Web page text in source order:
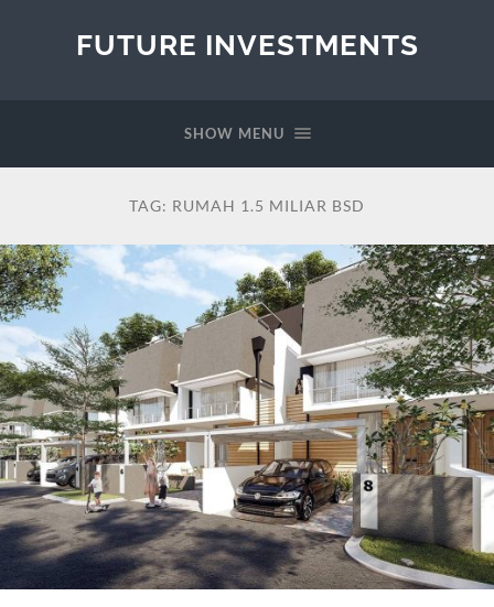
FUTURE INVESTMENTS
SHOW MENU
TAG: RUMAH 1.5 MILIAR BSD